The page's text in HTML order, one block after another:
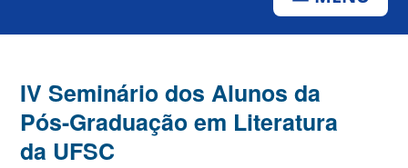
IV Seminário dos Alunos da
Pós-Graduação em Literatura
da UFSC